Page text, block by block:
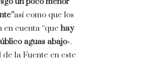
así como que los
cuenta “que hay
aguas abajo«.
la Fuente en este